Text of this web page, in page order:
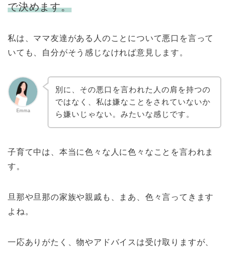
で決めます。
私は、ママ友達がある人のことについて悪口を言って
いても、自分がそう感じなければ意見します。
Emma
別に、その悪口を言われた人の肩を持つの
ではなく、私は嫌なことをされていないか
ら嫌いじゃない。みたいな感じです。
子育て中は、本当に色々な人に色々なことを言われま
す。
旦那や旦那の家族や親戚も、まあ、色々言ってきます
よね。
一応ありがたく、物やアドバイスは受け取りますが、